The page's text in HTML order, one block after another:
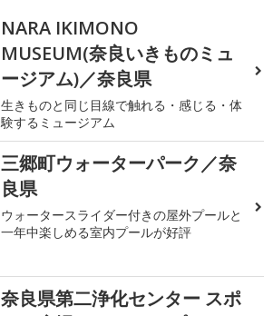
NARA IKIMONO
MUSEUM(奈良いきものミュ
ージアム)／奈良県
生きものと同じ目線で触れる・感じる・体
験するミュージアム
三郷町ウォーターパーク／奈
良県
ウォータースライダー付きの屋外プールと
一年中楽しめる室内プールが好評
奈良県第二浄化センター スポ